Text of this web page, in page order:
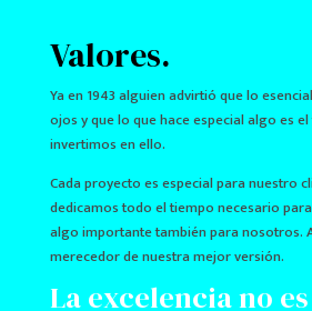
Valores.
Ya en 1943 alguien advirtió que lo
ojos y que lo que hace especial algo es
invertimos en ello.
Cada proyecto es especial para nuestro
dedicamos todo el tiempo necesario
algo importante también para nosotros.
merecedor de nuestra mejor versión.
La excelencia no